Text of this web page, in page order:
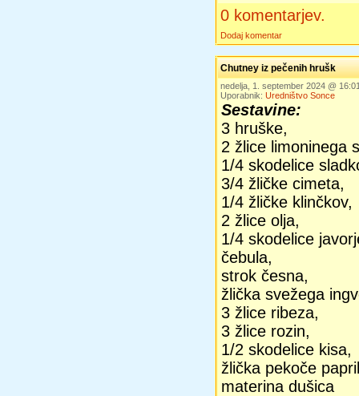
0 komentarjev.
Dodaj komentar
Chutney iz pečenih hrušk
nedelja, 1. september 2024 @
Uporabnik: Uredništvo Sonce
Sestavine:
3 hruške,
2 žlice limoninega
1/4 skodelice
3/4 žličke cimeta,
1/4 žličke klinčkov,
2 žlice olja,
1/4 skodelice
čebula,
strok česna,
žlička svežega
3 žlice ribeza,
3 žlice rozin,
1/2 skodelice kisa,
žlička pekoče
materina dušica